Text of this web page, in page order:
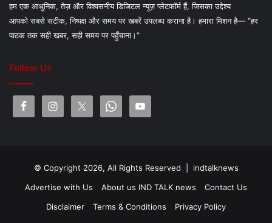
हम एक आधुनिक, तेज़ और विश्वसनीय डिजिटल न्यूज़ प्लेटफॉर्म हैं, जिसका उद्देश्य
आपको सबसे सटीक, निष्पक्ष और समय पर खबरें उपलब्ध कराना है। हमारा मिशन है— “हर
पाठक तक सही खबर, सही समय पर पहुँचाना।”
Follow Us
© Copyright 2026, All Rights Reserved | indtalknews
Advertise with Us
About us IND TALK news
Contact Us
Disclaimer
Terms & Conditions Privacy Policy